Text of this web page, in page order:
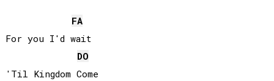
FA
For you I'd wait
DO
'Til Kingdom Come